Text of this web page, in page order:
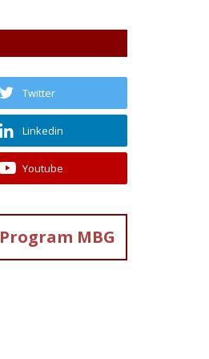
Twitter
Linkedin
Youtube
Program MBG